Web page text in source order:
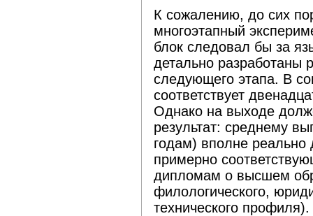
К сожалению, до сих
многоэтапный
блок следовал бы за
детально разработаны
следующего этапа. В
соответствует
Однако на выходе
результат: среднему
годам) вполне реально
примерно
дипломам о высшем
филологического,
технического профиля).